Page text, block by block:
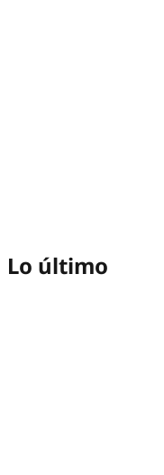
Lo último